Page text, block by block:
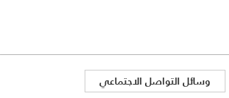
وسائل التواصل الاجتماعي